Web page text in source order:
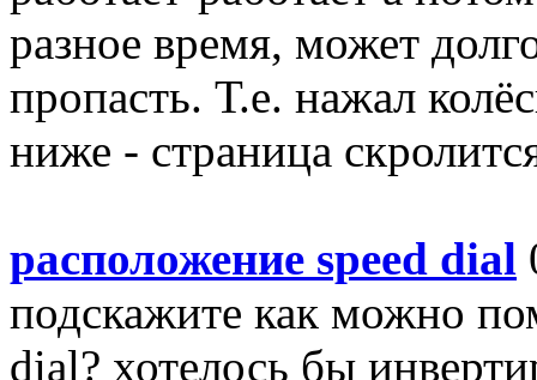
разное время, может
пропасть. Т.е. нажал
ниже - страница
расположение speed dial
подскажите как можно
dial? хотелось бы